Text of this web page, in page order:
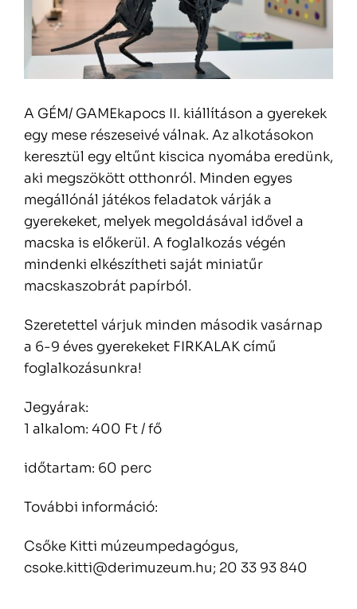
A GÉM/ GAMEkapocs II. kiállításon a gyerekek
egy mese részeseivé válnak. Az alkotásokon
keresztül egy eltűnt kiscica nyomába eredünk,
aki megszökött otthonról. Minden egyes
megállónál játékos feladatok várják a
gyerekeket, melyek megoldásával idővel a
macska is előkerül. A foglalkozás végén
mindenki elkészítheti saját miniatűr
macskaszobrát papírból.
Szeretettel várjuk minden második vasárnap
a 6-9 éves gyerekeket FIRKALAK című
foglalkozásunkra!
Jegyárak:
1 alkalom: 400 Ft / fő
időtartam: 60 perc
További információ:
Csőke Kitti múzeumpedagógus,
csoke.kitti@derimuzeum.hu; 20 33 93 840